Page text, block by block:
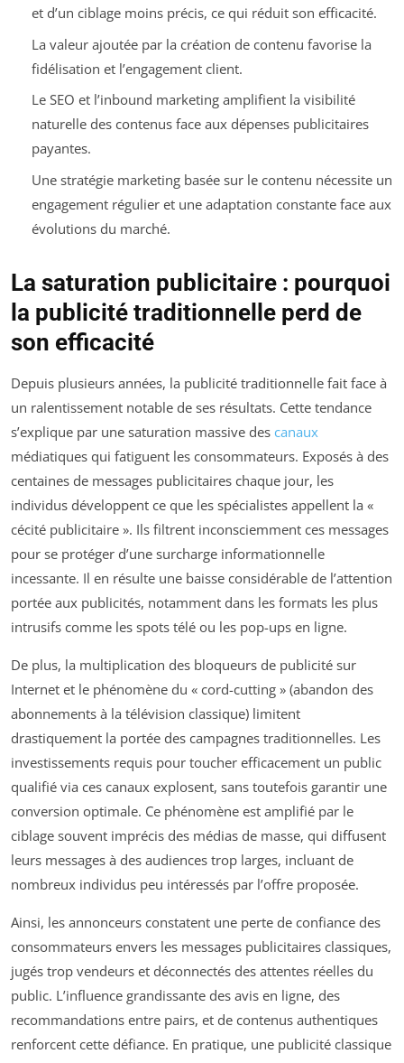
et d’un ciblage moins précis, ce qui réduit son efficacité.
La valeur ajoutée par la création de contenu favorise la
fidélisation et l’engagement client.
Le SEO et l’inbound marketing amplifient la visibilité
naturelle des contenus face aux dépenses publicitaires
payantes.
Une stratégie marketing basée sur le contenu nécessite un
engagement régulier et une adaptation constante face aux
évolutions du marché.
La saturation publicitaire : pourquoi
la publicité traditionnelle perd de
son efficacité
Depuis plusieurs années, la publicité traditionnelle fait face à
un ralentissement notable de ses résultats. Cette tendance
s’explique par une saturation massive des canaux
médiatiques qui fatiguent les consommateurs. Exposés à des
centaines de messages publicitaires chaque jour, les
individus développent ce que les spécialistes appellent la «
cécité publicitaire ». Ils filtrent inconsciemment ces messages
pour se protéger d’une surcharge informationnelle
incessante. Il en résulte une baisse considérable de l’attention
portée aux publicités, notamment dans les formats les plus
intrusifs comme les spots télé ou les pop-ups en ligne.
De plus, la multiplication des bloqueurs de publicité sur
Internet et le phénomène du « cord-cutting » (abandon des
abonnements à la télévision classique) limitent
drastiquement la portée des campagnes traditionnelles. Les
investissements requis pour toucher efficacement un public
qualifié via ces canaux explosent, sans toutefois garantir une
conversion optimale. Ce phénomène est amplifié par le
ciblage souvent imprécis des médias de masse, qui diffusent
leurs messages à des audiences trop larges, incluant de
nombreux individus peu intéressés par l’offre proposée.
Ainsi, les annonceurs constatent une perte de confiance des
consommateurs envers les messages publicitaires classiques,
jugés trop vendeurs et déconnectés des attentes réelles du
public. L’influence grandissante des avis en ligne, des
recommandations entre pairs, et de contenus authentiques
renforcent cette défiance. En pratique, une publicité classique